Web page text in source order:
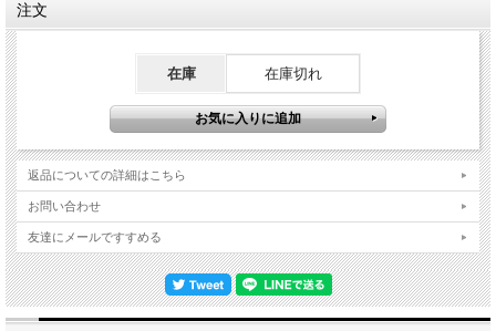
注文
在庫 在庫切れ
返品についての詳細はこちら
お問い合わせ
友達にメールですすめる